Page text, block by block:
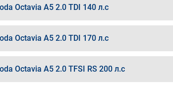
Octavia A5 2.0 TDI 140 л.с
Octavia A5 2.0 TDI 170 л.с
Octavia A5 2.0 TFSI RS 200 л.с